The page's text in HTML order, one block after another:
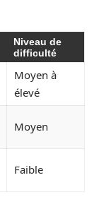
Niveau de
difficulté
Moyen à
élevé
Moyen
Faible